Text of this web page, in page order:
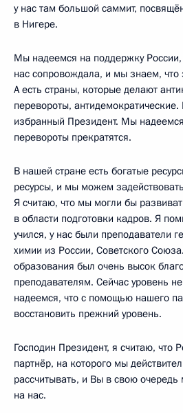
у нас там большой саммит,
в Нигере.
Мы надеемся на поддержку России,
нас сопровождала, и мы знаем, что
А есть страны, которые делают
перевороты,
избранный Президент. Мы
перевороты прекратятся.
В нашей стране есть богатые
ресурсы, и мы можем
Я считаю, что мы могли бы
в области подготовки кадров. Я
учился, у нас были преподаватели
химии из России, Советского
образования был очень высок
преподавателям. Сейчас уровень
надеемся, что с помощью нашего
восстановить прежний уровень.
Господин Президент, я считаю, что
партнёр, на которого мы
рассчитывать, и Вы в свою очередь
на нас.